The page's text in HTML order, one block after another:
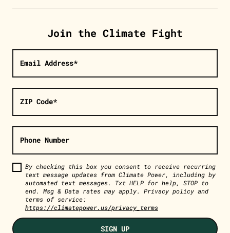
Join the Climate Fight
Email Address*
ZIP Code*
Phone Number
By checking this box you consent to receive recurring
text message updates from Climate Power, including by
automated text messages. Txt HELP for help, STOP to
end. Msg & Data rates may apply. Privacy policy and
terms of service:
https://climatepower.us/privacy_terms